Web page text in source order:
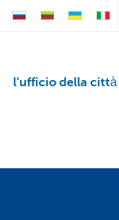
l'ufficio della città